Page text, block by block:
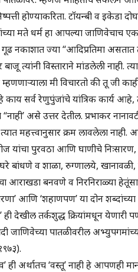
होण्याकरिता. टॉयन्बी व
मते धर्म हा आपल्या जाणिवेचाच
गूढ नकाशात ज्या “आदिप्रतिमा
त्यांनी विस्ताराने मांडलेली
मी विचारतो की तू जी
काय सर्व रेणुपुंजांचे यांत्रिक कार्य
असे उत्तर देतील. प्रभाकर
महत्त्वानुसार क्रम लावलेला
यांचा पुरवठा आणि घाणीचे निःसारण,
बांधणे व शाळा, रुग्णालये, खानावळी,
आराखडा बनवणे व निरनिराळ्या
आणि ‘शहाणपण’ या दोन
ही देखील तर्कशुद्ध क्रियांमधून येणारी
जाणिवेच्या पातळीवरील अभ्युपगमांच्या
ही अर्थातच ‘वस्तू’ नाही हे आपणही